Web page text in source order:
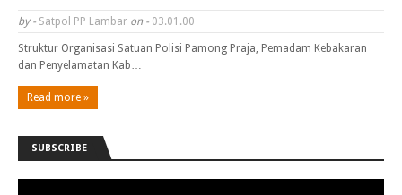
by - Satpol PP Lambar on - 03.01.00
Struktur Organisasi Satuan Polisi Pamong Praja, Pemadam Kebakaran
dan Penyelamatan Kab…
Read more »
SUBSCRIBE